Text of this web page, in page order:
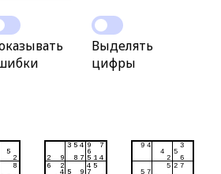
Выделять
цифры